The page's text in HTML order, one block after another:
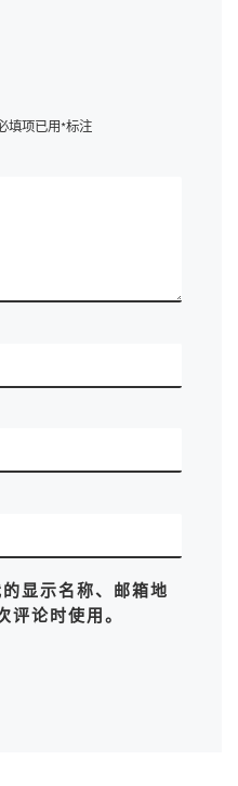
填项已用*标注
显示名称、邮箱地
评论时使用。